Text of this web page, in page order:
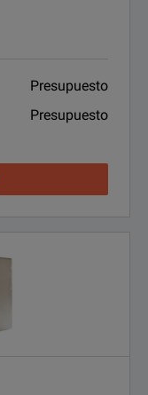
Presupuesto
Presupuesto